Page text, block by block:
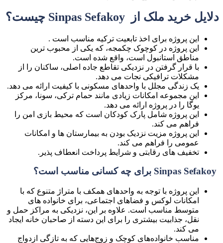
دلایل خرید ملک از Sinpas Sefakoy چیست؟
این پروژه برای اخذ تابعیت ترکیه مناسب است .
این پروژه در کوچوک چکمجه، که یکی از محبوب ترین
مناطق استانبول است، واقع شده است.
با قرار گرفتن در نزدیکی تقاطع جاده اصلی، ساکنان را از
مشکلات ترافیکی نجات می دهد.
یک زندگی مجلل با واحدهای مسکونی با کیفیت ارائه می دهد.
این مجموعه امکانات زیادی مانند حمام ترکی، سونا، مرکز
یوگا را در پروژه ارائه می دهد.
این پروژه شامل پارک کودکان است که محیط بازی امن را
فراهم می کند.
این پروژه مزیت نزدیک بودن به بیمارستان ها و امکانات
عمومی را فراهم می کند.
تخفیف های رقابتی و شرایط پرداخت انعطاف پذیر.
این پروژه با توجه به واحدهای همکف با متراژ متنوع که با
امکانات لوکس و فضاهای اجتماعی، برای خانواده های
متوسط ​​مناسب است. علاوه بر این، نزدیکی به مراکز حمل و
نقل، جذابیت بیشتری را برای این دسته از صاحبان خانه ایجاد
می کند.
مناسب خانواده‌های کوچک و زوج‌هایی که به تازگی ازدواج